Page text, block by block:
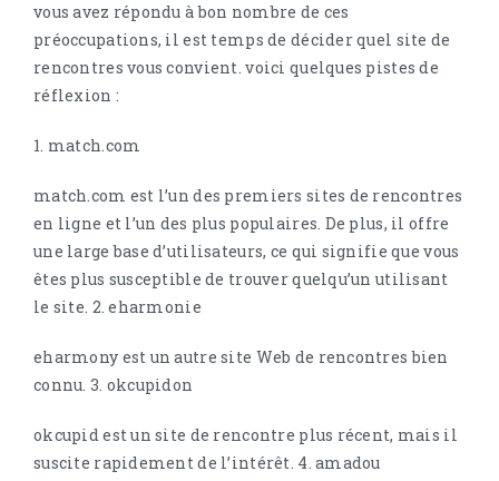
vous avez répondu à bon nombre de ces
préoccupations, il est temps de décider quel site de
rencontres vous convient. voici quelques pistes de
réflexion :
1. match.com
match.com est l’un des premiers sites de rencontres
en ligne et l’un des plus populaires. De plus, il offre
une large base d’utilisateurs, ce qui signifie que vous
êtes plus susceptible de trouver quelqu’un utilisant
le site. 2. eharmonie
eharmony est un autre site Web de rencontres bien
connu. 3. okcupidon
okcupid est un site de rencontre plus récent, mais il
suscite rapidement de l’intérêt. 4. amadou